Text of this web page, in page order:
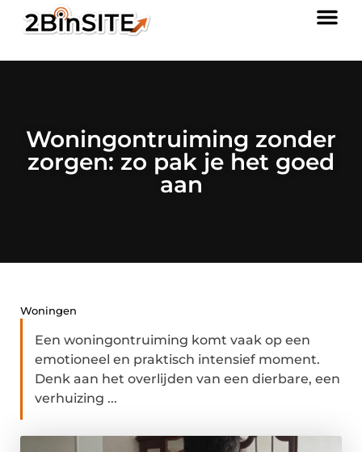
Woningontruiming zonder
zorgen: zo pak je het goed
aan
Woningen
Een woningontruiming komt vaak op een
emotioneel en praktisch intensief moment.
Denk aan het overlijden van een dierbare, een
verhuizing ...